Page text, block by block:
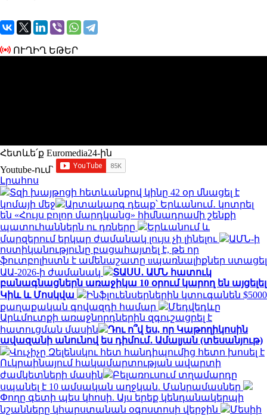
ՈՒՂԻՂ ԵԹԵՐ
Հետևե՛ք Euromedia24-ին
Youtube-ում`
Լրահոս
Տզի խայթոցի հետևանքով կինը 42 օր մնացել է
կոմայի մեջ
Արտակարգ դեպք՝ Երևանում․ կոտրել
են «Հույս բոլոր մարդկանց» հիմնադրամի շենքի
պատուհաններն ու դռները
Երևանում և
մարզերում երկար ժամանակ լույս չի լինելու
ԱՄՆ-ի
ոստիկանությունը բացահայտել է, թե որ
ֆուտբոլիստն է ամենաշատը uպառնալիքներ ստացել
ԱԱ-2026-ի ժամանակ
ՏԱՍՍ․ ԱՄՆ հատուկ
բանագնացներն առաջիկա 10 օրում կարող են այցելել
Կիև և Մոսկվա
Ինֆլուենսերներին կտուգանեն $5000
քաղաքական գովազդի համար
Մեդվեդևը
Արևմուտքի առաջնորդներին զգուշացրել է
հատուցման մասին
Դու ո՞վ ես, որ Կաթողիկոսին
ավազանի անունով ես դիմում․ Ամալյան (տեսանյութ)
Վուչիչը Զելենսկու հետ հանդիպումից հետո խոսել է
Ուկրաինայում հակամարտության ավարտի
ժամկետների մասին
Բելառուսում տղամարդը
սպանել է 10 ամսական աղջկան. Մանրամասներ
Փողը գետի պես կհոսի. Այս երեք կենդանակերպի
նշանները կհարստանան օգոստոսի վերջին
Մեսիի